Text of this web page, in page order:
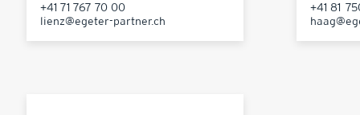
+41 71 767 70 00
lienz@egeter-partner.ch
+41 81